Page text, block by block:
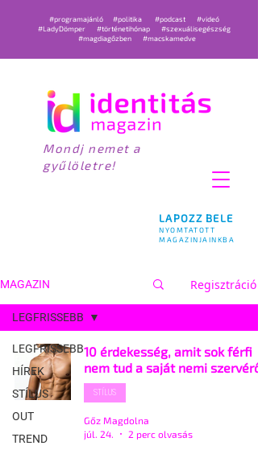
LAPOZZ BELE
NYOMTATOTT
MAGAZINJAINKBA
#programajánló #politika #podcast
#videó
#LadyDömper
#történetihónap
#szexuálisegészség
#magdiagőzben
#macskamedve
Mondj nemet a
gyűlöletre!
MAGAZIN Regisztráció
LEGFRISSEBB
HÍREK
STÍLUS
OUT
TREND
LEGFRISSEBB
10 érdekesség, amit sok férfi
nem tud a saját nemi szervéről
STÍLUS
Gőz Magdolna
júl. 24.
2 perc olvasás